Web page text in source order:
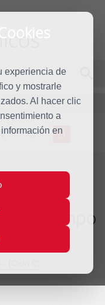
experiencia de
y mostrarle
Al hacer clic
a
en
V S D
del tiempo